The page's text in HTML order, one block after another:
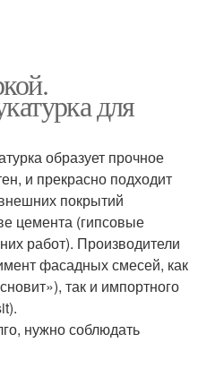
для
образует прочное
и прекрасно подходит
покрытий
цемента (гипсовые
работ). Производители
фасадных смесей, как
так и импортного
нужно соблюдать